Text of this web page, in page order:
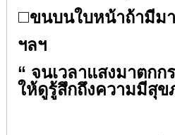
◻️ขนบนใบหน้าถ้ามีม
ฯลฯ⁣⁣
“ จนเวลาแสงมาตก
ให้ดูรู้สึกถึงความมีสุข